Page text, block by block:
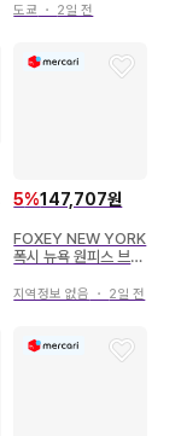
도쿄 ・ 2일 전
5%147,707원
FOXEY NEW YORK
폭시 뉴욕 원피스 브라
지역정보 없음 ・ 2일 전